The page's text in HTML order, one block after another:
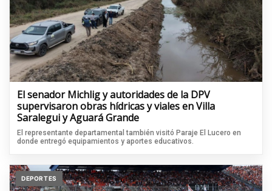
El senador Michlig y autoridades de la DPV
supervisaron obras hídricas y viales en Villa
Saralegui y Aguará Grande
El representante departamental también visitó Paraje El Lucero en
donde entregó equipamientos y aportes educativos.
DEPORTES